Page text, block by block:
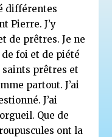
différentes
Pierre. J’y
de prêtres. Je ne
foi et de piété
saints prêtres et
partout. J’ai
J’ai
Que de
ont la